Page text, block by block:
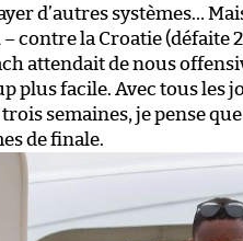
d’autres systèmes…
contre la Croatie (défaite
attendait de nous
plus facile. Avec tous les
semaines, je pense
de finale.